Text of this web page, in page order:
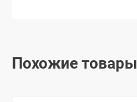
Похожие товары